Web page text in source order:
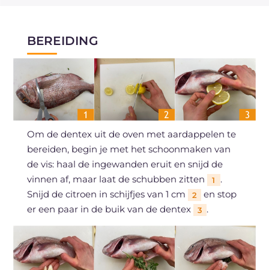
BEREIDING
Om de dentex uit de oven met aardappelen te
bereiden, begin je met het schoonmaken van
de vis: haal de ingewanden eruit en snijd de
vinnen af, maar laat de schubben zitten
1
.
Snijd de citroen in schijfjes van 1 cm
2
en stop
er een paar in de buik van de dentex
3 .